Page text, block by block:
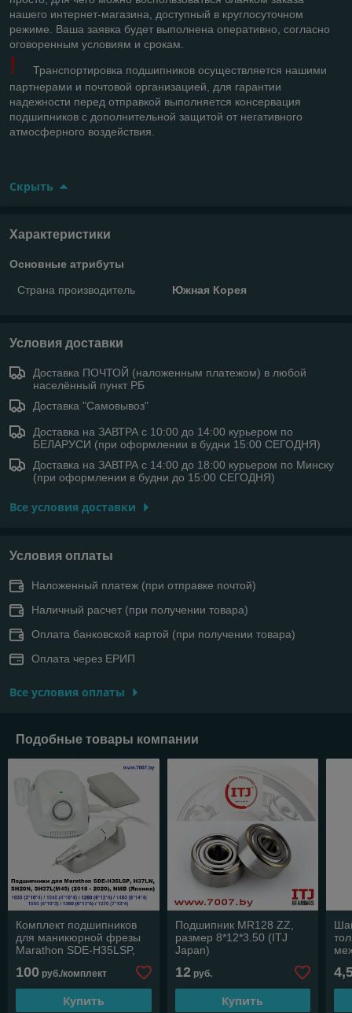
нашего интернет-магазина, доступный в круглосуточном
режиме. Ваша заявка будет выполнена оперативно, согласно
оговоренным условиям и срокам.
!
Транспортировка подшипников осуществляется нашими
партнерами и почтовой организацией, для гарантии
надежности перед отправкой выполняется консервация
подшипников с дополнительной защитой от негативного
атмосферного воздействия.
Скрыть
Характеристики
Основные атрибуты
Страна производитель Южная Корея
Условия доставки
Доставка ПОЧТОЙ (наложенным платежом) в любой
населённый пункт РБ
Доставка "Самовывоз"
Доставка на ЗАВТРА с 10:00 до 14:00 курьером по
БЕЛАРУСИ (при оформлении в будни 15:00 СЕГОДНЯ)
Доставка на ЗАВТРА с 14:00 до 18:00 курьером по Минску
(при оформлении в будни до 15:00 СЕГОДНЯ)
Все условия доставки
Условия оплаты
Наложенный платеж (при отправке почтой)
Наличный расчет (при получении товара)
Оплата банковской картой (при получении товара)
Оплата через ЕРИП
Все условия оплаты
Подобные товары компании
Комплект подшипников
для маникюрной фрезы
Marathon SDE-H35LSP,
SH37L(M45)
100 руб./комплект
Купить
Подшипник MR128 ZZ,
размер 8*12*3.50 (ITJ
Japan)
12руб.
Купить